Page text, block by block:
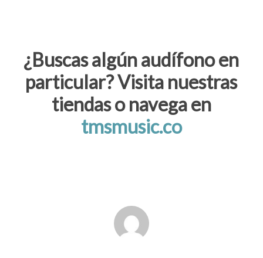
¿Buscas algún audífono en
particular? Visita nuestras
tiendas o navega en
tmsmusic.co